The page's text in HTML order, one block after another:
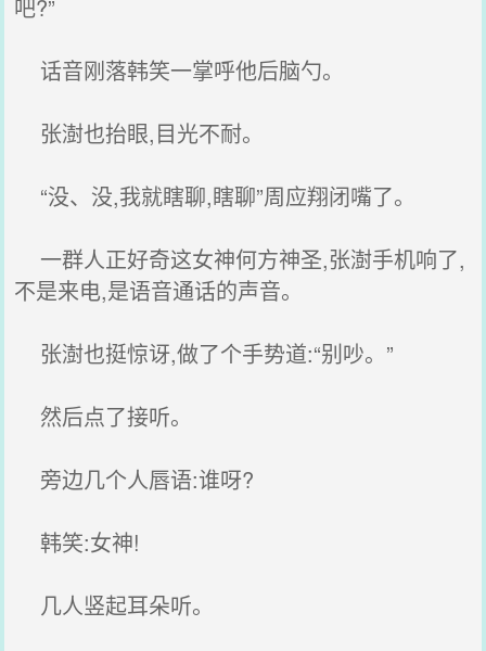
吧?”
话音刚落韩笑一掌呼他后脑勺。
张澍也抬眼,目光不耐。
“没、没,我就瞎聊,瞎聊”周应翔闭嘴了。
一群人正好奇这女神何方神圣,张澍手机响了,
不是来电,是语音通话的声音。
张澍也挺惊讶,做了个手势道:“别吵。”
然后点了接听。
旁边几个人唇语:谁呀?
韩笑:女神!
几人竖起耳朵听。